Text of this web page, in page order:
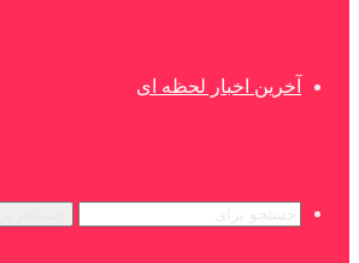
آخرین اخبار لحظه ای